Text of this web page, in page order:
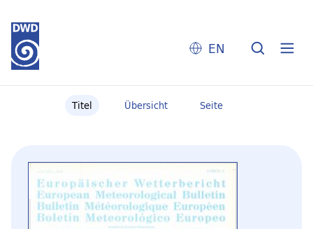
EN
Titel Übersicht Seite